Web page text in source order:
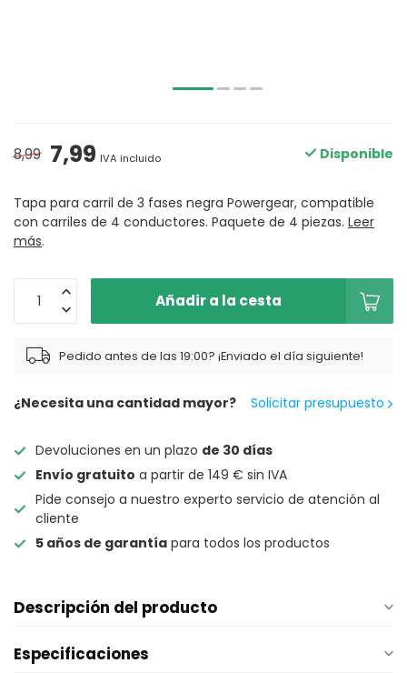
8,99 7,99 IVA incluido Disponible
Tapa para carril de 3 fases negra Powergear, compatible
con carriles de 4 conductores. Paquete de 4 piezas. Leer
más.
Añadir a la cesta
Pedido antes de las 19:00? ¡Enviado el día siguiente!
¿Necesita una cantidad mayor? Solicitar presupuesto
Devoluciones en un plazo de 30 días
Envío gratuito a partir de 149 € sin IVA
Pide consejo a nuestro experto servicio de atención al
cliente
5 años de garantía para todos los productos
Descripción del producto
Especificaciones